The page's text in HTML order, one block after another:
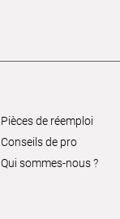
Pièces de réemploi
Conseils de pro
Qui sommes-nous ?